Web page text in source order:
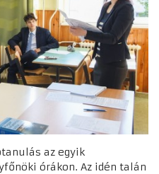
az egyik
órákon. Az idén talán